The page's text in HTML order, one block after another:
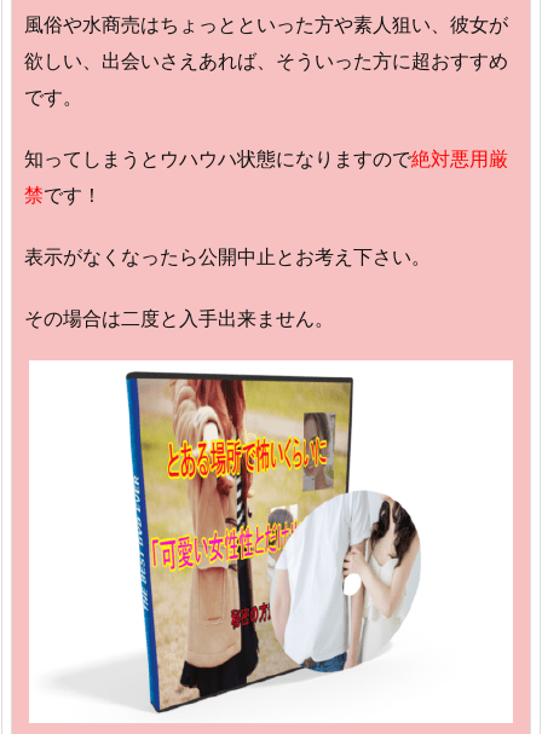
風俗や水商売はちょっとといった方や素人狙い、彼女が
欲しい、出会いさえあれば、そういった方に超おすすめ
です。
知ってしまうとウハウハ状態になりますので絶対悪用厳
禁です！
表示がなくなったら公開中止とお考え下さい。
その場合は二度と入手出来ません。